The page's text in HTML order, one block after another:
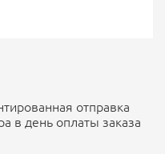
отправка
в день оплаты заказа